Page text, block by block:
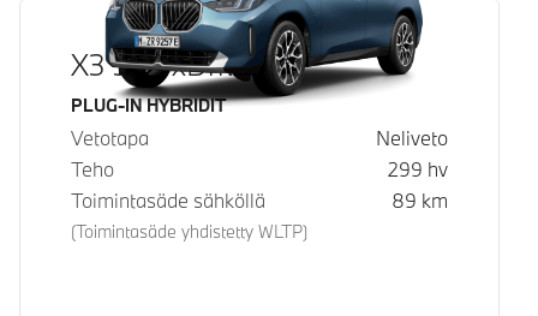
X3 30e xDrive
Käyttövoima
PLUG-IN HYBRIDIT
Vetotapa
Neliveto
Teho
299 hv
Toimintasäde sähköllä
(Toimintasäde yhdistetty WLTP)
89 km